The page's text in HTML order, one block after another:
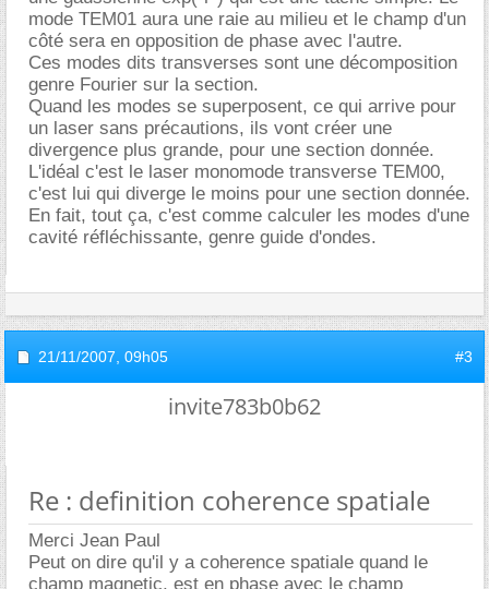
mode TEM01 aura une raie au milieu et le champ d'un
côté sera en opposition de phase avec l'autre.
Ces modes dits transverses sont une décomposition
genre Fourier sur la section.
Quand les modes se superposent, ce qui arrive pour
un laser sans précautions, ils vont créer une
divergence plus grande, pour une section donnée.
L'idéal c'est le laser monomode transverse TEM00,
c'est lui qui diverge le moins pour une section donnée.
En fait, tout ça, c'est comme calculer les modes d'une
cavité réfléchissante, genre guide d'ondes.
21/11/2007, 09h05 #3
invite783b0b62
Re : definition coherence spatiale
Merci Jean Paul
Peut on dire qu'il y a coherence spatiale quand le
champ magnetic, est en phase avec le champ